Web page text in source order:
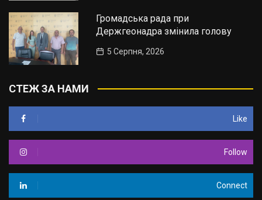
Громадська рада при
Держгеонадра змінила голову
5 Серпня, 2026
СТЕЖ ЗА НАМИ
Like
Follow
Connect